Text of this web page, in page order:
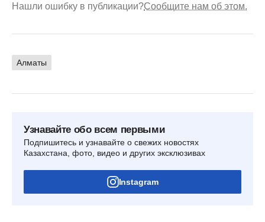
Нашли ошибку в публикации?Сообщите нам об этом.
Алматы
Узнавайте обо всем первыми
Подпишитесь и узнавайте о свежих новостях
Казахстана, фото, видео и других эксклюзивах
Instagram